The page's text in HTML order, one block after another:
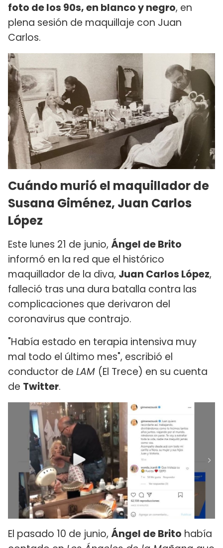
foto de los 90s, en blanco y negro, en
plena sesión de maquillaje con Juan
Carlos.
Cuándo murió el maquillador de
Susana Giménez, Juan Carlos
López
Este lunes 21 de junio, Ángel de Brito
informó en la red que el histórico
maquillador de la diva, Juan Carlos López,
falleció tras una dura batalla contra las
complicaciones que derivaron del
coronavirus que contrajo.
"Había estado en terapia intensiva muy
mal todo el último mes", escribió el
conductor de LAM (El Trece) en su cuenta
de Twitter.
El pasado 10 de junio, Ángel de Brito había